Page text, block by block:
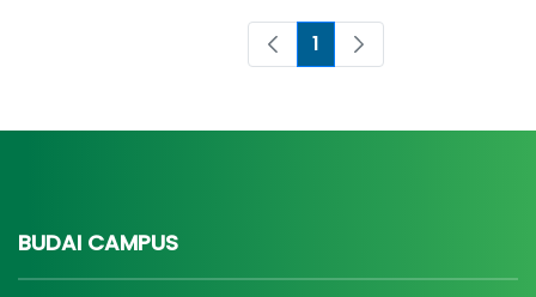
Oldal
1
BUDAI CAMPUS